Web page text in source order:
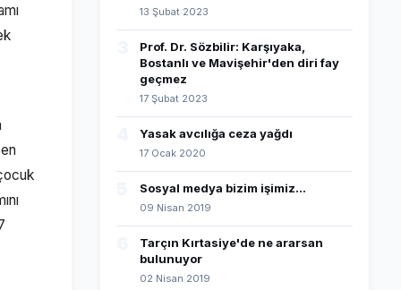
13 Şubat 2023
Prof. Dr. Sözbilir: Karşıyaka,
Bostanlı ve Mavişehir'den diri fay
geçmez
17 Şubat 2023
Yasak avcılığa ceza yağdı
17 Ocak 2020
Sosyal medya bizim işimiz...
09 Nisan 2019
Tarçın Kırtasiye'de ne ararsan
bulunuyor
02 Nisan 2019